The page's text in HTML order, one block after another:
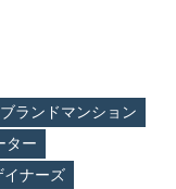
ランドマンション
ター
イナーズ